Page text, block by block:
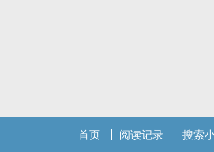
首页 阅读记录 搜索